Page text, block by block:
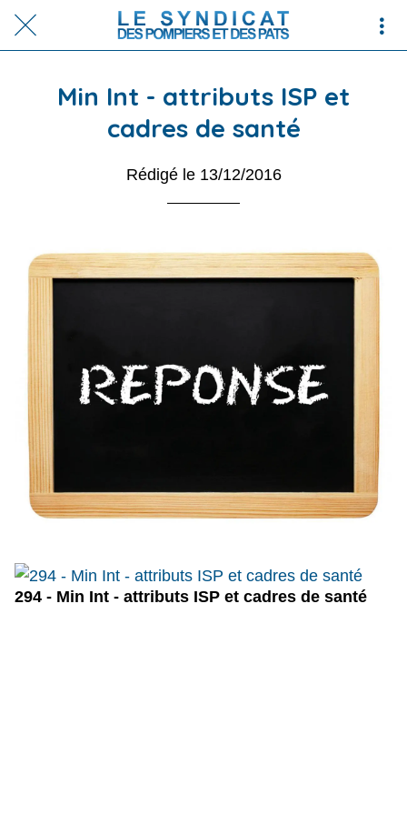
Min Int - attributs ISP et
cadres de santé
Rédigé le 13/12/2016
294 - Min Int - attributs ISP et cadres de santé